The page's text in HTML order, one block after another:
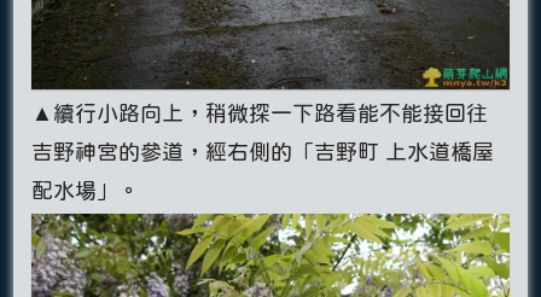
▲續行小路向上，稍微探一下路看能不能接回往
吉野神宮的參道，經右側的「吉野町 上水道橋屋
配水場」。